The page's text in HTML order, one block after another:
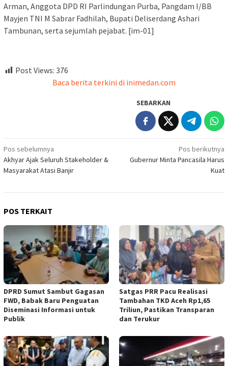
Arman, Anggota DPD RI Parlindungan Purba, Pangdam I/BB
Mayjen TNI M Sabrar Fadhilah, Bupati Deliserdang Ashari
Tambunan, serta sejumlah pejabat. [im-01]
Post Views: 376
Baca berita terkini di inimedan.com
SEBARKAN
Navigasi
pos
Pos sebelumnya
Akhyar Ajak Seluruh Stakeholder &
Masyarakat Atasi Banjir
Pos berikutnya
Gubernur Minta Pancasila Harus
Kuat
POS TERKAIT
DPRD Sumut Sambut Gagasan
FWD, Babak Baru Penguatan
Diseminasi Informasi untuk
Publik
Satgas PRR Pacu Realisasi
Tambahan TKD Aceh Rp1,65
Triliun, Pastikan Transparan
dan Terukur